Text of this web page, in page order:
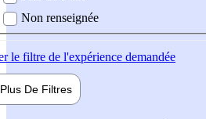
Non renseignée
le filtre de l'expérience demandée
Plus De Filtres